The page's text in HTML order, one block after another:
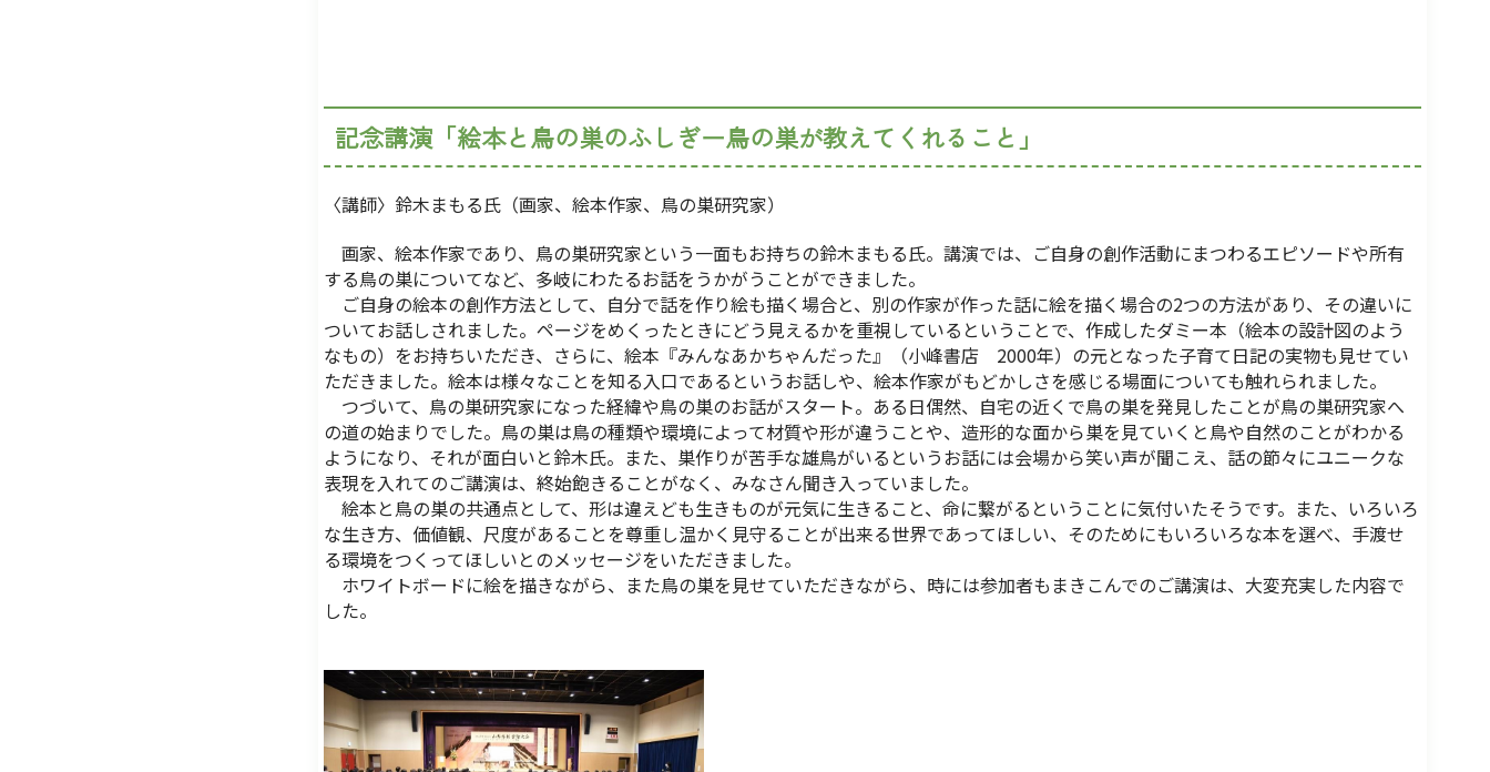
記念講演「絵本と鳥の巣のふしぎー鳥の巣が教えてくれること」
〈講師〉鈴木まもる氏（画家、絵本作家、鳥の巣研究家）
画家、絵本作家であり、鳥の巣研究家という一面もお持ちの鈴木まもる氏。講演では、ご自身の創作活動にまつわるエピソードや所有
する鳥の巣についてなど、多岐にわたるお話をうかがうことができました。
ご自身の絵本の創作方法として、自分で話を作り絵も描く場合と、別の作家が作った話に絵を描く場合の2つの方法があり、その違いに
ついてお話しされました。ページをめくったときにどう見えるかを重視しているということで、作成したダミー本（絵本の設計図のよう
なもの）をお持ちいただき、さらに、絵本『みんなあかちゃんだった』（小峰書店 2000年）の元となった子育て日記の実物も見せてい
ただきました。絵本は様々なことを知る入口であるというお話しや、絵本作家がもどかしさを感じる場面についても触れられました。
つづいて、鳥の巣研究家になった経緯や鳥の巣のお話がスタート。ある日偶然、自宅の近くで鳥の巣を発見したことが鳥の巣研究家へ
の道の始まりでした。鳥の巣は鳥の種類や環境によって材質や形が違うことや、造形的な面から巣を見ていくと鳥や自然のことがわかる
ようになり、それが面白いと鈴木氏。また、巣作りが苦手な雄鳥がいるというお話には会場から笑い声が聞こえ、話の節々にユニークな
表現を入れてのご講演は、終始飽きることがなく、みなさん聞き入っていました。
絵本と鳥の巣の共通点として、形は違えども生きものが元気に生きること、命に繋がるということに気付いたそうです。また、いろいろ
な生き方、価値観、尺度があることを尊重し温かく見守ることが出来る世界であってほしい、そのためにもいろいろな本を選べ、手渡せ
る環境をつくってほしいとのメッセージをいただきました。
ホワイトボードに絵を描きながら、また鳥の巣を見せていただきながら、時には参加者もまきこんでのご講演は、大変充実した内容で
した。